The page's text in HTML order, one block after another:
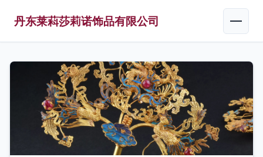
丹东莱萪莎莉诺饰品有限公司